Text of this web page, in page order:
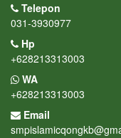
Telepon
031-3930977
Hp
+628213313003
WA
+628213313003
Email